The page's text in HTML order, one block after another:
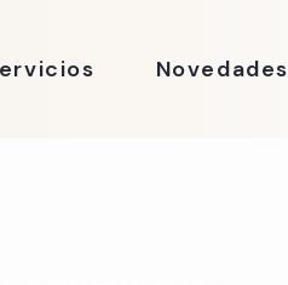
Novedades